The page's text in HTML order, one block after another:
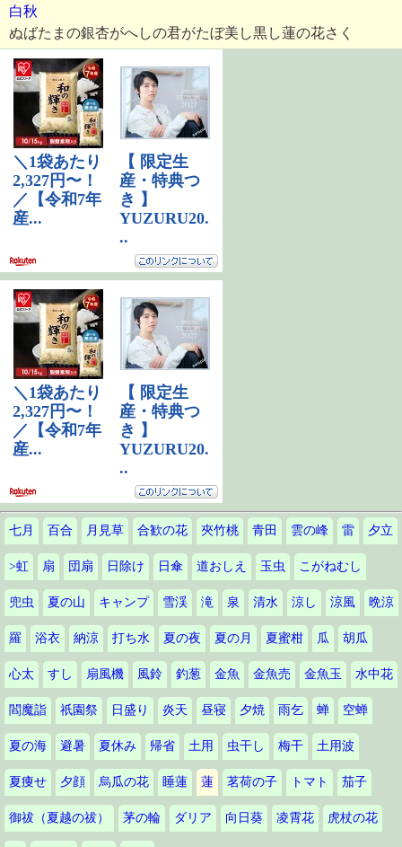
白秋
ぬばたまの銀杏がへしの君がたぼ美し黒し蓮の花さく
七月 百合 月見草 合歓の花 夾竹桃 青田 雲の峰 雷 夕立
>虹 扇 団扇 日除け 日傘 道おしえ 玉虫 こがねむし
兜虫 夏の山 キャンプ 雪渓 滝 泉 清水 涼し 涼風 晩涼
羅 浴衣 納涼 打ち水 夏の夜 夏の月 夏蜜柑 瓜 胡瓜
心太 すし 扇風機 風鈴 釣葱 金魚 金魚売 金魚玉 水中花
閻魔詣 祇園祭 日盛り 炎天 昼寝 夕焼 雨乞 蝉 空蝉
夏の海 避暑 夏休み 帰省 土用 虫干し 梅干 土用波
夏痩せ 夕顔 烏瓜の花 睡蓮 蓮 茗荷の子 トマト 茄子
御祓（夏越の祓） 茅の輪 ダリア 向日葵 凌霄花 虎杖の花